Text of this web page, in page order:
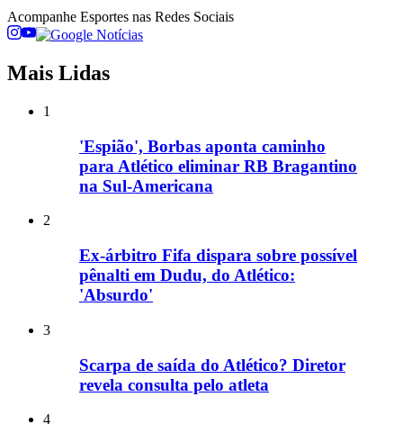
Acompanhe Esportes nas Redes Sociais
Mais Lidas
1
'Espião', Borbas aponta caminho
para Atlético eliminar RB Bragantino
na Sul-Americana
2
Ex-árbitro Fifa dispara sobre possível
pênalti em Dudu, do Atlético:
'Absurdo'
3
Scarpa de saída do Atlético? Diretor
revela consulta pelo atleta
4